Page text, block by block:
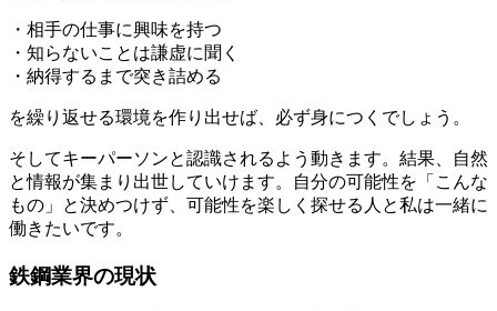
・相手の仕事に興味を持つ
・知らないことは謙虚に聞く
・納得するまで突き詰める
を繰り返せる環境を作り出せば、必ず身につくでしょう。
そしてキーパーソンと認識されるよう動きます。 結果、自然
と情報が集まり出世していけます。自分の可能性を「こんな
もの」と決めつけず、可能性を楽しく探せる人と私は一緒に
働きたいです。
鉄鋼業界の現状